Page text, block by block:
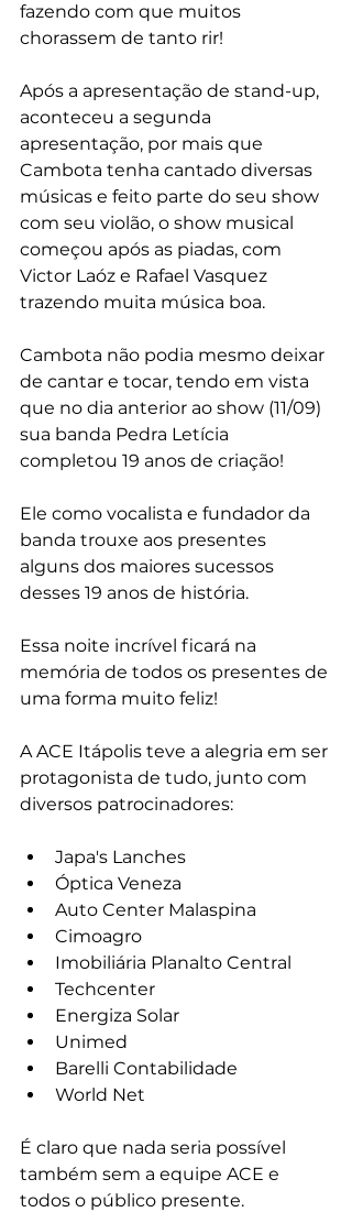
fazendo com que muitos
chorassem de tanto rir!
Após a apresentação de stand-up,
aconteceu a segunda
apresentação, por mais que
Cambota tenha cantado diversas
músicas e feito parte do seu show
com seu violão, o show musical
começou após as piadas, com
Victor Laóz e Rafael Vasquez
trazendo muita música boa.
Cambota não podia mesmo deixar
de cantar e tocar, tendo em vista
que no dia anterior ao show (11/09)
sua banda Pedra Letícia
completou 19 anos de criação!
Ele como vocalista e fundador da
banda trouxe aos presentes
alguns dos maiores sucessos
desses 19 anos de história.
Essa noite incrível ficará na
memória de todos os presentes de
uma forma muito feliz!
A ACE Itápolis teve a alegria em ser
protagonista de tudo, junto com
diversos patrocinadores:
Japa's Lanches
Óptica Veneza
Auto Center Malaspina
Cimoagro
Imobiliária Planalto Central
Techcenter
Energiza Solar
Unimed
Barelli Contabilidade
World Net
É claro que nada seria possível
também sem a equipe ACE e
todos o público presente.